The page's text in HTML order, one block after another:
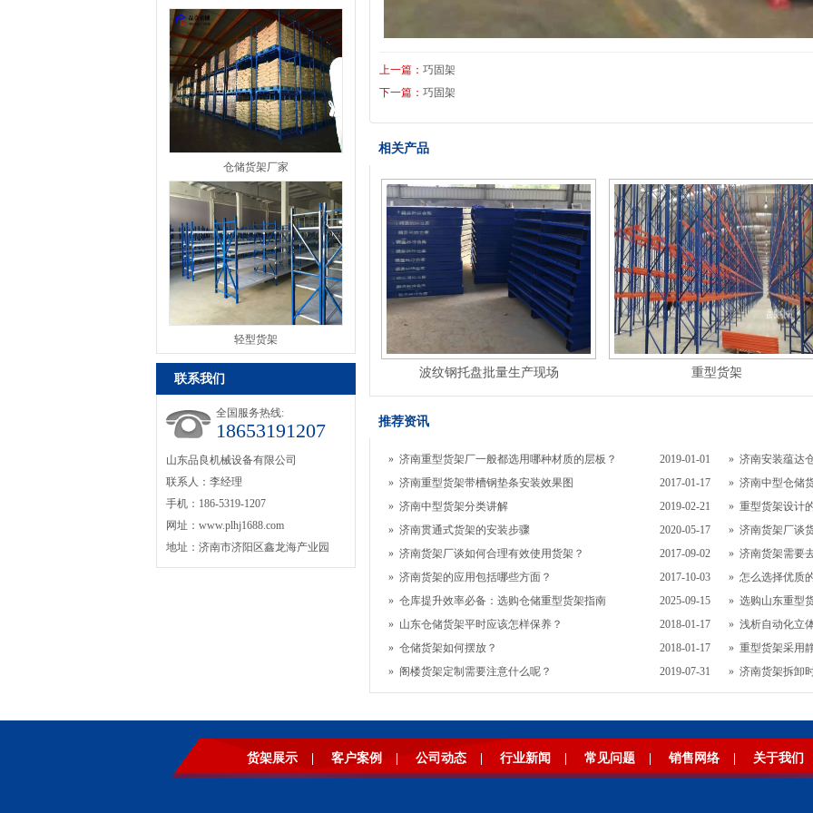
仓储货架厂家
轻型货架
联系我们
全国服务热线:
18653191207
山东品良机械设备有限公司
联系人：李经理
手机：186-5319-1207
网址：www.plhj1688.com
地址：济南市济阳区鑫龙海产业园
上一篇： 巧固架
下一篇： 巧固架
相关产品
波纹钢托盘批量生产现场 重型货架
推荐资讯
2019-01-01
» 济南重型货架厂一般都选用哪种材质的层板？ » 济南安装蕴达
2017-01-17
» 济南重型货架带槽钢垫条安装效果图 » 济南中型仓储
2019-02-21
» 济南中型货架分类讲解 » 重型货架设计
2020-05-17
» 济南贯通式货架的安装步骤 » 济南货架厂谈
2017-09-02
» 济南货架厂谈如何合理有效使用货架？ » 济南货架需要
2017-10-03
» 济南货架的应用包括哪些方面？ » 怎么选择优质
2025-09-15
» 仓库提升效率必备：选购仓储重型货架指南 » 选购山东重型
2018-01-17
» 山东仓储货架平时应该怎样保养？ » 浅析自动化立
2018-01-17
» 仓储货架如何摆放？ » 重型货架采用
2019-07-31
» 阁楼货架定制需要注意什么呢？ » 济南货架拆卸
货架展示 客户案例 公司动态 行业新闻 常见问题 销售网络 关于我们